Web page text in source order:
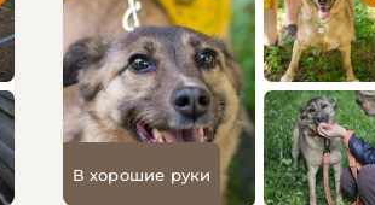
В хорошие руки